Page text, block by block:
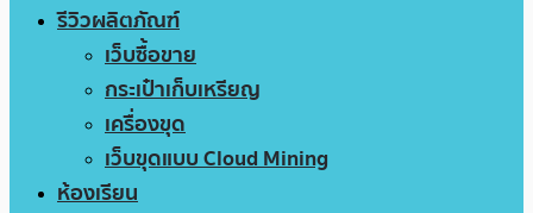
รีวิวผลิตภัณฑ์
เว็บซื้อขาย
กระเป๋าเก็บเหรียญ
เครื่องขุด
เว็บขุดแบบ Cloud Mining
ห้องเรียน